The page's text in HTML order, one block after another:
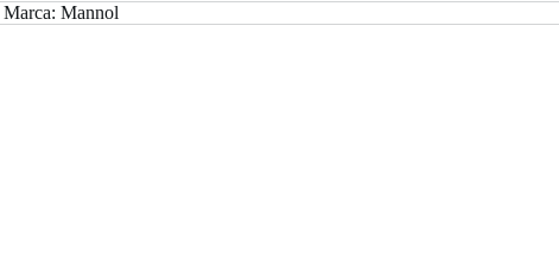
Marca: Mannol